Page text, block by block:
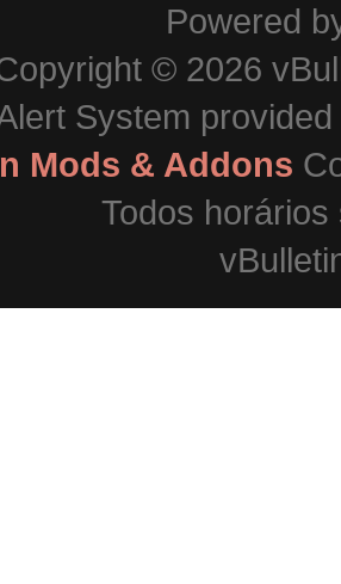
Powered
© 2026
System
Mods & Addons
Todos